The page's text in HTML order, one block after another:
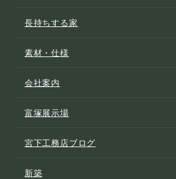
長持ちする家
素材・仕様
会社案内
富塚展示場
宮下工務店ブログ
新築